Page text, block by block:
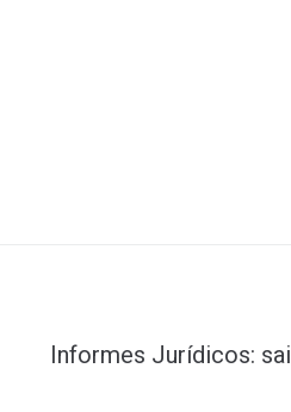
Informes Jurídicos: